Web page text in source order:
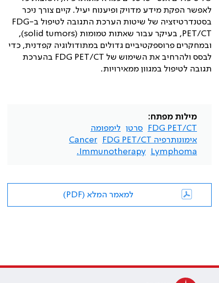
לאפשר הפקת מידע מדויק ופיענוח יעיל. קיים צורך ניכר
בסטנדרטיזציה של שיטות הערכת התגובה לטיפול ב-FDG
PET/CT , בעיקר עבור שאתות טמומות (solid tumors
),
ובמחקרים פרוספקטיביים גדולים במתודולוגיה קפדנית, כדי
לבסס ולהרחיב את השימוש של FDG PET/CT בהערכת
תגובה לטיפול במגוון ממאירויות.
מילות מפתח:
FDG PET/CT
סרטן
לימפומה
אימונותרפיה FDG PET/CT
Cancer
Lymphoma
Immunotherapy.
למאמר המלא (PDF)